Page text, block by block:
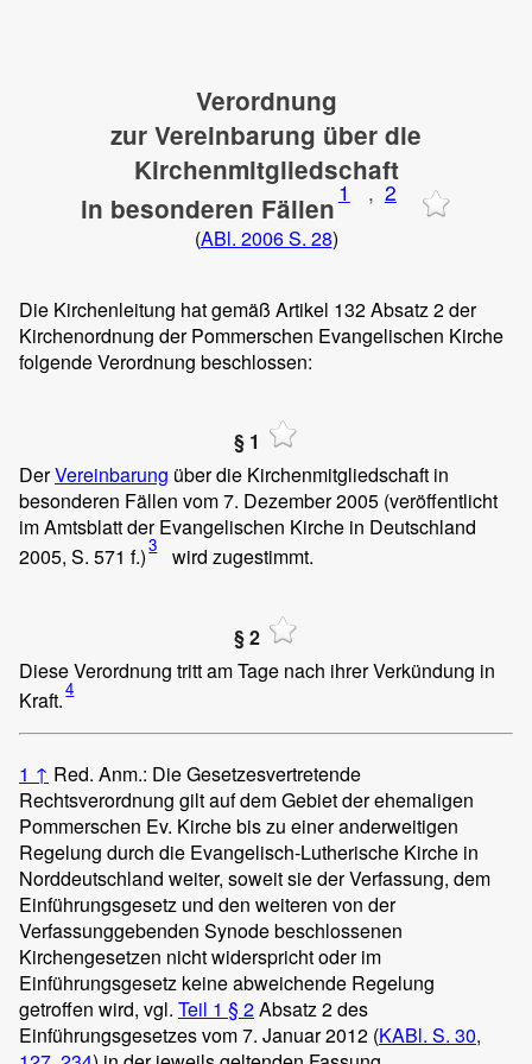
Verordnung
zur Vereinbarung über die
Kirchenmitgliedschaft
in besonderen Fällen 1 , 2
(ABl. 2006 S. 28)
Die Kirchenleitung hat gemäß Artikel 132 Absatz 2 der
Kirchenordnung der Pommerschen Evangelischen Kirche
folgende Verordnung beschlossen:
§ 1
DerVereinbarung über die Kirchenmitgliedschaft in
besonderen Fällen vom 7. Dezember 2005 (veröffentlicht
im Amtsblatt der Evangelischen Kirche in Deutschland
2005, S. 571 f.)3 wird zugestimmt.
§ 2
Diese Verordnung tritt am Tage nach ihrer Verkündung in
Kraft.4
1 ↑ Red. Anm.: Die Gesetzesvertretende
Rechtsverordnung gilt auf dem Gebiet der ehemaligen
Pommerschen Ev. Kirche bis zu einer anderweitigen
Regelung durch die Evangelisch-Lutherische Kirche in
Norddeutschland weiter, soweit sie der Verfassung, dem
Einführungsgesetz und den weiteren von der
Verfassunggebenden Synode beschlossenen
Kirchengesetzen nicht widerspricht oder im
Einführungsgesetz keine abweichende Regelung
getroffen wird, vgl. Teil 1 § 2Absatz 2 des
Einführungsgesetzes vom 7. Januar 2012 (KABl. S. 30,